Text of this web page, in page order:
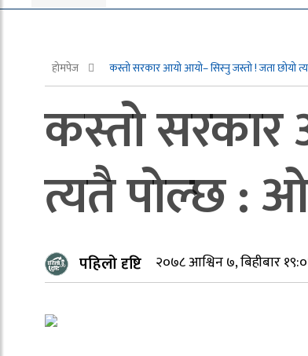
होमपेज कस्तो सरकार आयो आयो– सिस्नु जस्तो ! जता छोयो
कस्तो सरकार
त्यतै पोल्छ :
पहिलो दृष्टि २०७८ आश्विन ७, बिहीबार